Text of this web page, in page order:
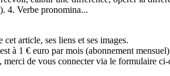
4. Verbe pronomina...
article, ses liens et ses images.
à 1 € euro par mois (abonnement
de vous connecter via le formulaire ci-